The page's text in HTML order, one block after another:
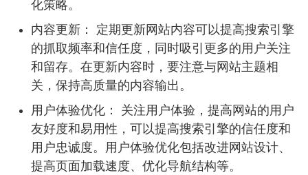
化策略。
内容更新： 定期更新网站内容可以提高搜索引擎
的抓取频率和信任度，同时吸引更多的用户关注
和留存。在更新内容时，要注意与网站主题相
关，保持高质量的内容输出。
用户体验优化： 关注用户体验，提高网站的用户
友好度和易用性，可以提高搜索引擎的信任度和
用户忠诚度。用户体验优化包括改进网站设计、
提高页面加载速度、优化导航结构等。